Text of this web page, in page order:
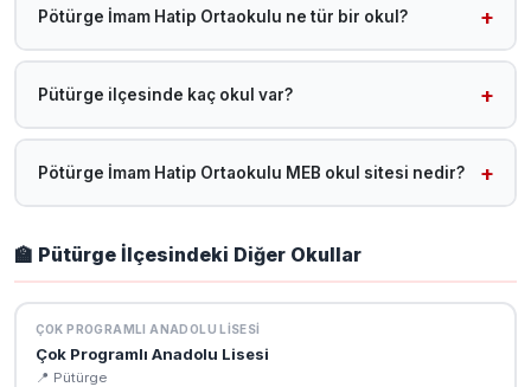
sitesini ziyaret edebilirsiniz.
Pötürge İmam Hatip Ortaokulu ne tür bir okul?
Pötürge İmam Hatip Ortaokulu, MEB'e bağlı bir İmam Hatip
Ortaokulu olup Malatya Pütürge ilçesinde 2026 yılında
Pütürge ilçesinde kaç okul var?
Malatya Pütürge ilçesinde toplam 19 okul bulunmaktadır.
Tüm Pütürge okullarına /malatya-okullar?
Pötürge İmam Hatip Ortaokulu MEB okul sitesi nedir?
https://puturgeiho.meb.k12.tr. Bu sitede okul müdürü,
öğretmen kadrosu, vizyon-misyon ve kurumsal bilgilere
🏫 Pütürge İlçesindeki Diğer Okullar
ÇOK PROGRAMLI ANADOLU LISESI
Çok Programlı Anadolu Lisesi
📍 Pütürge